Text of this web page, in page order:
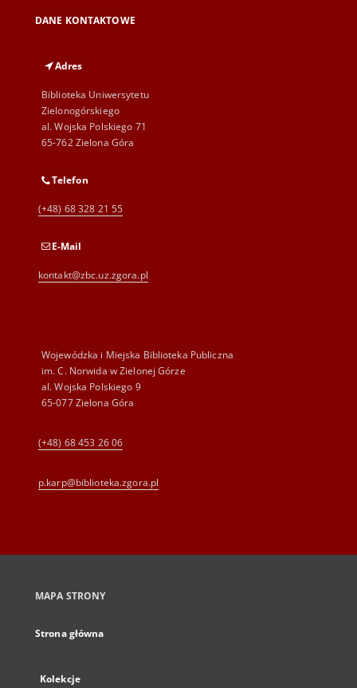
DANE KONTAKTOWE
Adres
Biblioteka Uniwersytetu
Zielonogórskiego
al. Wojska Polskiego 71
65-762 Zielona Góra
Telefon
(+48) 68 328 21 55
E-Mail
kontakt@zbc.uz.zgora.pl
Wojewódzka i Miejska Biblioteka Publiczna
im. C. Norwida w Zielonej Górze
al. Wojska Polskiego 9
65-077 Zielona Góra
(+48) 68 453 26 06
p.karp@biblioteka.zgora.pl
MAPA STRONY
Strona główna
Kolekcje